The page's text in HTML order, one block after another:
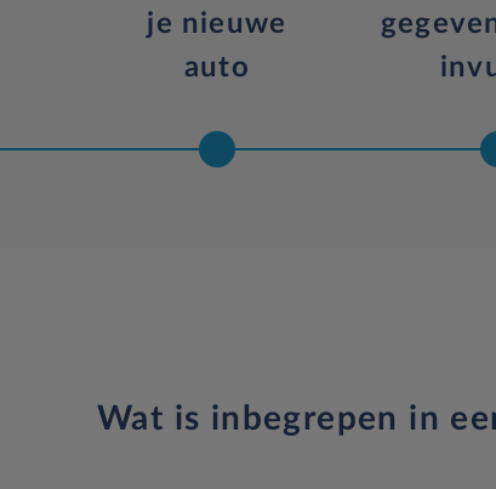
je nieuwe
auto
Wat is inbegrepen in